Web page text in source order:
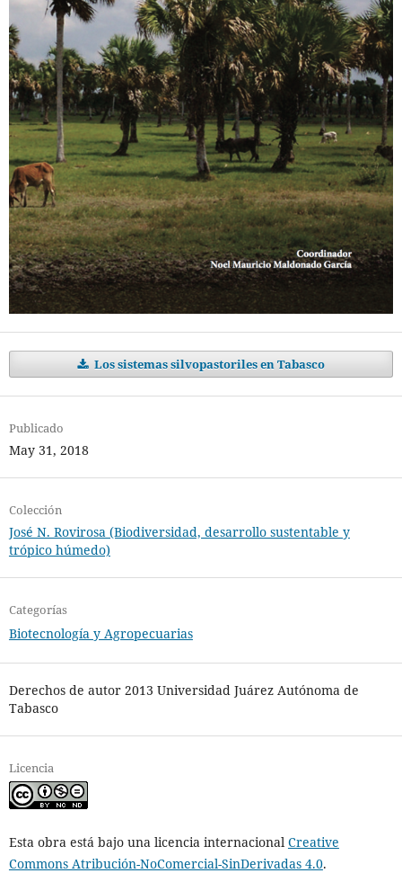
Los sistemas silvopastoriles en Tabasco
Publicado
May 31, 2018
Colección
José N. Rovirosa (Biodiversidad, desarrollo sustentable y
trópico húmedo)
Categorías
Biotecnología y Agropecuarias
Derechos de autor 2013 Universidad Juárez Autónoma de
Tabasco
Licencia
Esta obra está bajo una licencia internacional Creative
Commons Atribución-NoComercial-SinDerivadas 4.0.